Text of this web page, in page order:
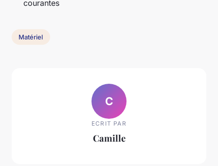
courantes
Matériel
C
ECRIT PAR
Camille